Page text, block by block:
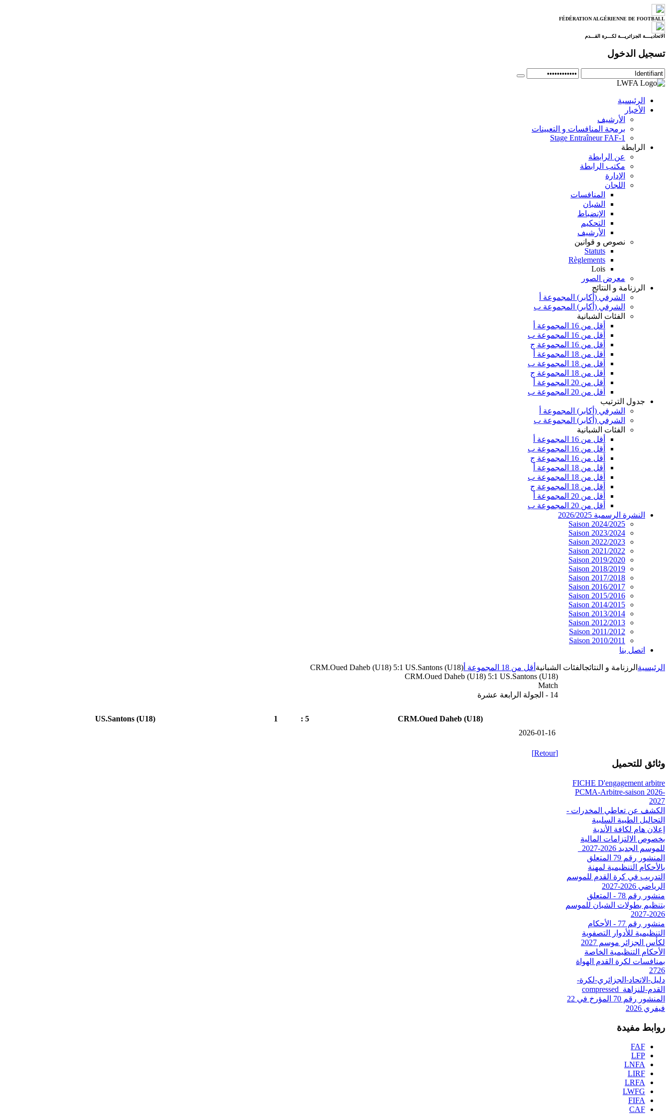
FÉDÉRATION ALGÉRIENNE DE FOOTBALL
الاتحاديــــة الجزائريـــة لكـــرة القـــدم
تسجيل الدخول
الرئيسية
الأخبار
الأرشيف
برمجة المنافسات و التعيينات
Stage Entraîneur FAF-1
الرابطة
عن الرابطة
مكتب الرابطة
الإدارة
اللجان
المنافسات
الشبان
الإنضباط
التحكيم
الأرشيف
نصوص و قوانين
Statuts
Règlements
Lois
معرض الصور
الرزنامة و النتائج
الشرفي (أكابر) المجموعة أ
الشرفي (أكابر) المجموعة ب
الفئات الشبانية
أقل من 16 المجموعة أ
أقل من 16 المجموعة ب
أقل من 16 المجموعة ج
أقل من 18 المجموعة أ
أقل من 18 المجموعة ب
أقل من 18 المجموعة ج
أقل من 20 المجموعة أ
أقل من 20 المجموعة ب
جدول الترتيب
الشرفي (أكابر) المجموعة أ
الشرفي (أكابر) المجموعة ب
الفئات الشبانية
أقل من 16 المجموعة أ
أقل من 16 المجموعة ب
أقل من 16 المجموعة ج
أقل من 18 المجموعة أ
أقل من 18 المجموعة ب
أقل من 18 المجموعة ج
أقل من 20 المجموعة أ
أقل من 20 المجموعة ب
النشرة الرسمية 2026/2025
Saison 2024/2025
Saison 2023/2024
Saison 2022/2023
Saison 2021/2022
Saison 2019/2020
Saison 2018/2019
Saison 2017/2018
Saison 2016/2017
Saison 2015/2016
Saison 2014/2015
Saison 2013/2014
Saison 2012/2013
Saison 2011/2012
Saison 2010/2011
اتصل بنا
الرئيسية الرزنامة و النتائجالفئات الشبانية أقل من 18 المجموعة أ
CRM.Oued Daheb (U18) 5:1 US.Santons (U18)
CRM.Oued Daheb (U18) 5:1 US.Santons (U18)
Match
14 - الجولة الرابعة عشرة
CRM.Oued Daheb (U18)
5 :
1
US.Santons (U18)
2026-01-16
[Retour]
وثائق للتحميل
FICHE D'engagement arbitre
PCMA-Arbitre-saison 2026-
2027
الكشف عن تعاطي المخدرات -
التحاليل الطبية السلبية
إعلان هام لكافة الأندية
بخصوص الالتزامات المالية
للموسم الجديد 2026-2027_
المنشور رقم 79 المتعلق
بالأحكام التنظيمية لمهنة
التدريب في كرة القدم للموسم
الرياضي 2026-2027
منشور رقم 78 - المتعلق
بتنظيم بطولات الشبان للموسم
2026-2027
منشور رقم 77 - الأحكام
التنظيمية للأدوار التصفوية
لكأس الجزائر موسم 2027
الأحكام التنظيمية الخاصة
بمنافسات لكرة القدم الهواة
2726
دليل-الاتحاد-الجزائري-لكرة-
القدم-للنزاهة_compressed
المنشور رقم 70 المؤرخ في 22
فيفري 2026
روابط مفيدة
FAF
LFP
LNFA
LIRF
LRFA
LWFG
FIFA
CAF